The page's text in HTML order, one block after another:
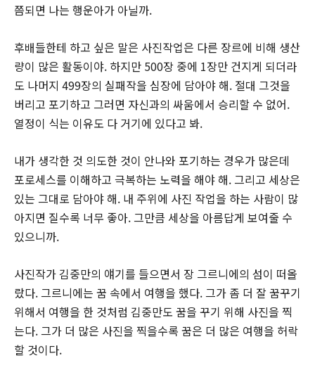
쯤되면 나는 행운아가 아닐까.
후배들한테 하고 싶은 말은 사진작업은 다른 장르에 비해 생산
량이 많은 활동이야. 하지만 500장 중에 1장만 건지게 되더라
도 나머지 499장의 실패작을 심장에 담아야 해. 절대 그것을
버리고 포기하고 그러면 자신과의 싸움에서 승리할 수 없어.
열정이 식는 이유도 다 거기에 있다고 봐.
내가 생각한 것 의도한 것이 안나와 포기하는 경우가 많은데
포로세스를 이해하고 극복하는 노력을 해야 해. 그리고 세상은
있는 그대로 담아야 해. 내 주위에 사진 작업을 하는 사람이 많
아지면 질수록 너무 좋아. 그만큼 세상을 아름답게 보여줄 수
있으니까.
사진작가 김중만의 얘기를 들으면서 장 그르니에의 섬이 떠올
랐다. 그르니에는 꿈 속에서 여행을 했다. 그가 좀 더 잘 꿈꾸기
위해서 여행을 한 것처럼 김중만도 꿈을 꾸기 위해 사진을 찍
는다. 그가 더 많은 사진을 찍을수록 꿈은 더 많은 여행을 허락
할 것이다.